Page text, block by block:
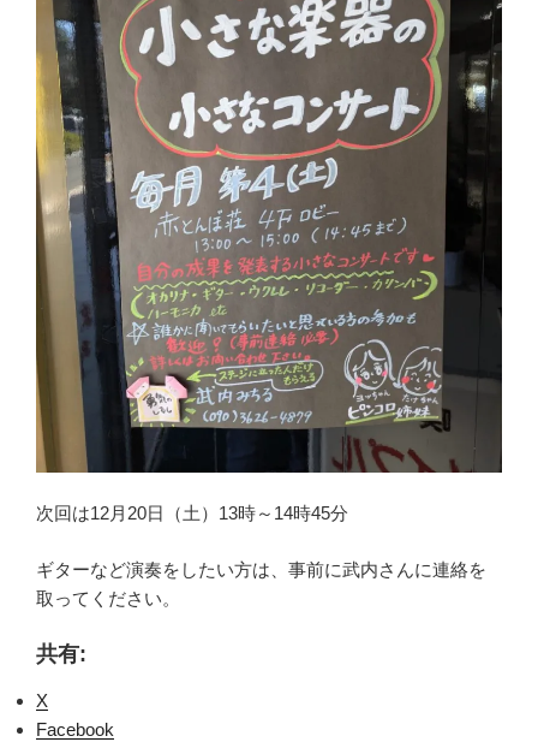
次回は12月20日（土）13時～14時45分
ギターなど演奏をしたい方は、事前に武内さんに連絡を
取ってください。
共有:
X
Facebook